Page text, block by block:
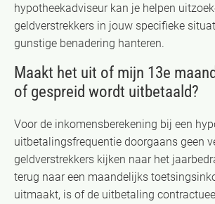
hypotheekadviseur kan je helpen
geldverstrekkers in jouw specifieke
gunstige benadering hanteren.
Maakt het uit of mijn 13e
of gespreid wordt uitbetaald?
Voor de inkomensberekening bij een
uitbetalingsfrequentie doorgaans geen
geldverstrekkers kijken naar het
terug naar een maandelijks
uitmaakt, is of de uitbetaling